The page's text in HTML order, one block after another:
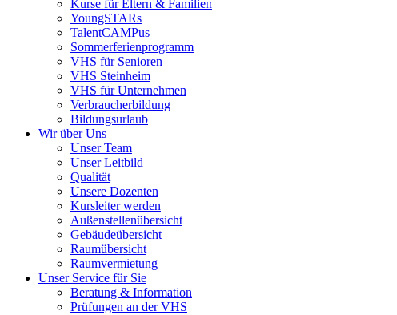
Kurse für Eltern & Familien
YoungSTARs
TalentCAMPus
Sommerferienprogramm
VHS für Senioren
VHS Steinheim
VHS für Unternehmen
Verbraucherbildung
Bildungsurlaub
Wir über Uns
Unser Team
Unser Leitbild
Qualität
Unsere Dozenten
Kursleiter werden
Außenstellenübersicht
Gebäudeübersicht
Raumübersicht
Raumvermietung
Unser Service für Sie
Beratung & Information
Prüfungen an der VHS